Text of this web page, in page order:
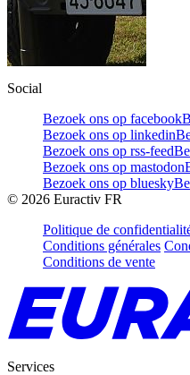
Social
Bezoek ons op facebook
Bezoek ons op linkedin
Bezoek ons op rss-feed
Bezoek ons op mastodon
Bezoek ons op bluesky
© 2026 Euractiv FR
Politique de
Conditions générales
Conditions de vente
Services